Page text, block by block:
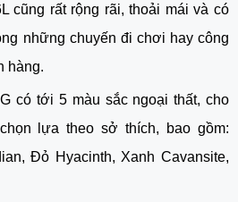
cũng rất rộng rãi, thoải mái và có
những chuyến đi chơi hay công
hàng.
có tới 5 màu sắc ngoại thất, cho
lựa theo sở thích, bao gồm:
Đỏ Hyacinth, Xanh Cavansite,